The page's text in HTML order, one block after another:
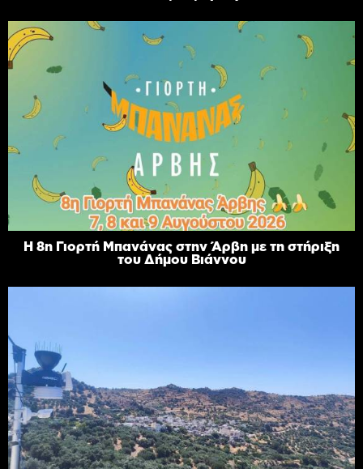
Η 8η Γιορτή Μπανάνας στην Άρβη με τη στήριξη
του Δήμου Βιάννου